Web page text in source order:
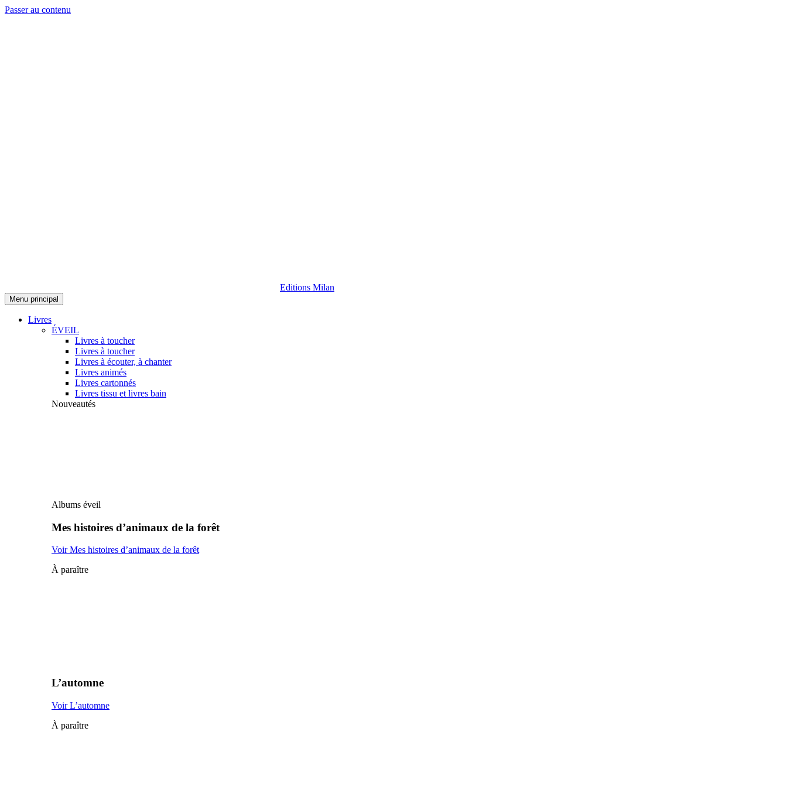
Passer au contenu
Editions Milan
Menu principal
Livres
ÉVEIL
Livres à toucher
Livres à toucher
Livres à écouter, à chanter
Livres animés
Livres cartonnés
Livres tissu et livres bain
Nouveautés
Albums éveil
Mes histoires d’animaux de la forêt
Voir Mes histoires d’animaux de la forêt
À paraître
L’automne
Voir L’automne
À paraître